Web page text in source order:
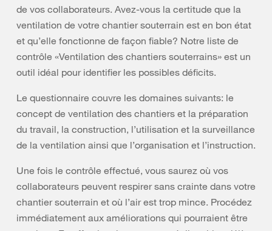
de vos collaborateurs. Avez-vous la certitude que la
ventilation de votre chantier souterrain est en bon état
et qu’elle fonctionne de façon fiable? Notre liste de
contrôle «Ventilation des chantiers souterrains» est un
outil idéal pour identifier les possibles déficits.
Le questionnaire couvre les domaines suivants: le
concept de ventilation des chantiers et la préparation
du travail, la construction, l’utilisation et la surveillance
de la ventilation ainsi que l’organisation et l’instruction.
Une fois le contrôle effectué, vous saurez où vos
collaborateurs peuvent respirer sans crainte dans votre
chantier souterrain et où l’air est trop mince. Procédez
immédiatement aux améliorations qui pourraient être